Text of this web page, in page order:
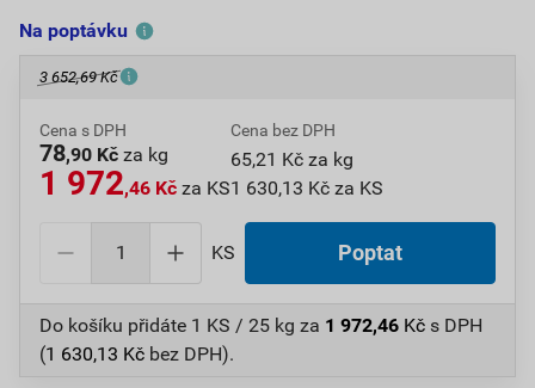
Na poptávku
3 652,69 Kč
Cena s DPH
78,90 Kč za kg
1 972,46 Kč za KS
Cena bez DPH
65,21 Kč za kg
1 630,13 Kč za KS
KS Poptat
Do košíku přidáte 1 KS / 25 kg za 1 972,46 Kč s DPH
(1 630,13 Kč bez DPH).